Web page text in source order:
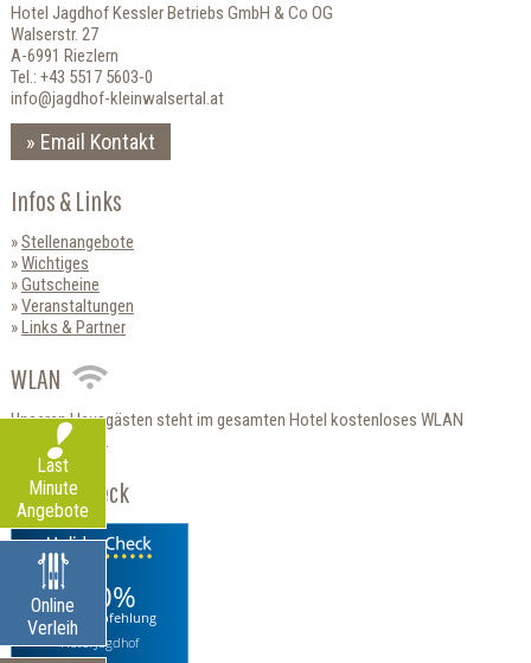
Hotel Jagdhof Kessler Betriebs GmbH & Co OG
Walserstr. 27
A-6991 Riezlern
Tel.: +43 5517 5603-0
info@jagdhof-kleinwalsertal.at
Email Kontakt
Infos & Links
Stellenangebote
Wichtiges
Gutscheine
Veranstaltungen
Links & Partner
WLAN
Unseren Hausgästen steht im gesamten Hotel kostenloses WLAN
zur Verfügung.
HolidayCheck
100%
Weiterempfehlung
Hotel Jagdhof
Online
Verleih
Last
Minute
Angebote